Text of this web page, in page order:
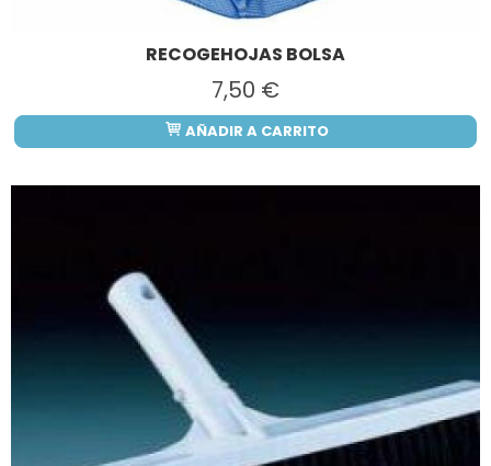
RECOGEHOJAS BOLSA
7,50 €
AÑADIR A CARRITO